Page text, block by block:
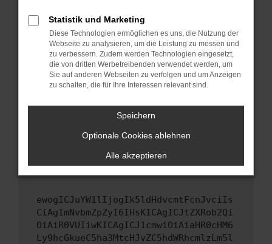
Betriebssystem auf dem neuesten Stand
sind.
Veraltete Software birgt nicht nur ein
Sicherheitsrisiko, sondern kann auch dazu
führen, dass bestimmte Funktionen nicht mehr
unterstützt werden.
Wende dich an den Webseitenbetreiber.
Wenn du alle oben genannten Schritte versucht
hast, kontaktiere uns bitte. Wir werden
versuchen, das Problem zu beheben. Du kannst
uns diesen Text schicken, um uns bei der
ewogICJuYW1lIjogIk5ldHdvcmtFcnJvciIs
CiAgImNvbmZpZyI6IHsKICAgICJtZXRob2Qi
OiAiR0VUIiwKICAgICJ1cmwiOiAiaHR0cHM6
Ly9hcGkueC5ha3MtcHJvZC5hdWRhcmlzLm5l
Statistik und Marketing
Diese Technologien ermöglichen es uns, die Nutzung der
Webseite zu analysieren, um die Leistung zu messen und
zu verbessern. Zudem werden Technologien eingesetzt,
die von dritten Werbetreibenden verwendet werden, um
Sie auf anderen Webseiten zu verfolgen und um Anzeigen
zu schalten, die für Ihre Interessen relevant sind.
Speichern
Optionale Cookies ablehnen
Alle akzeptieren